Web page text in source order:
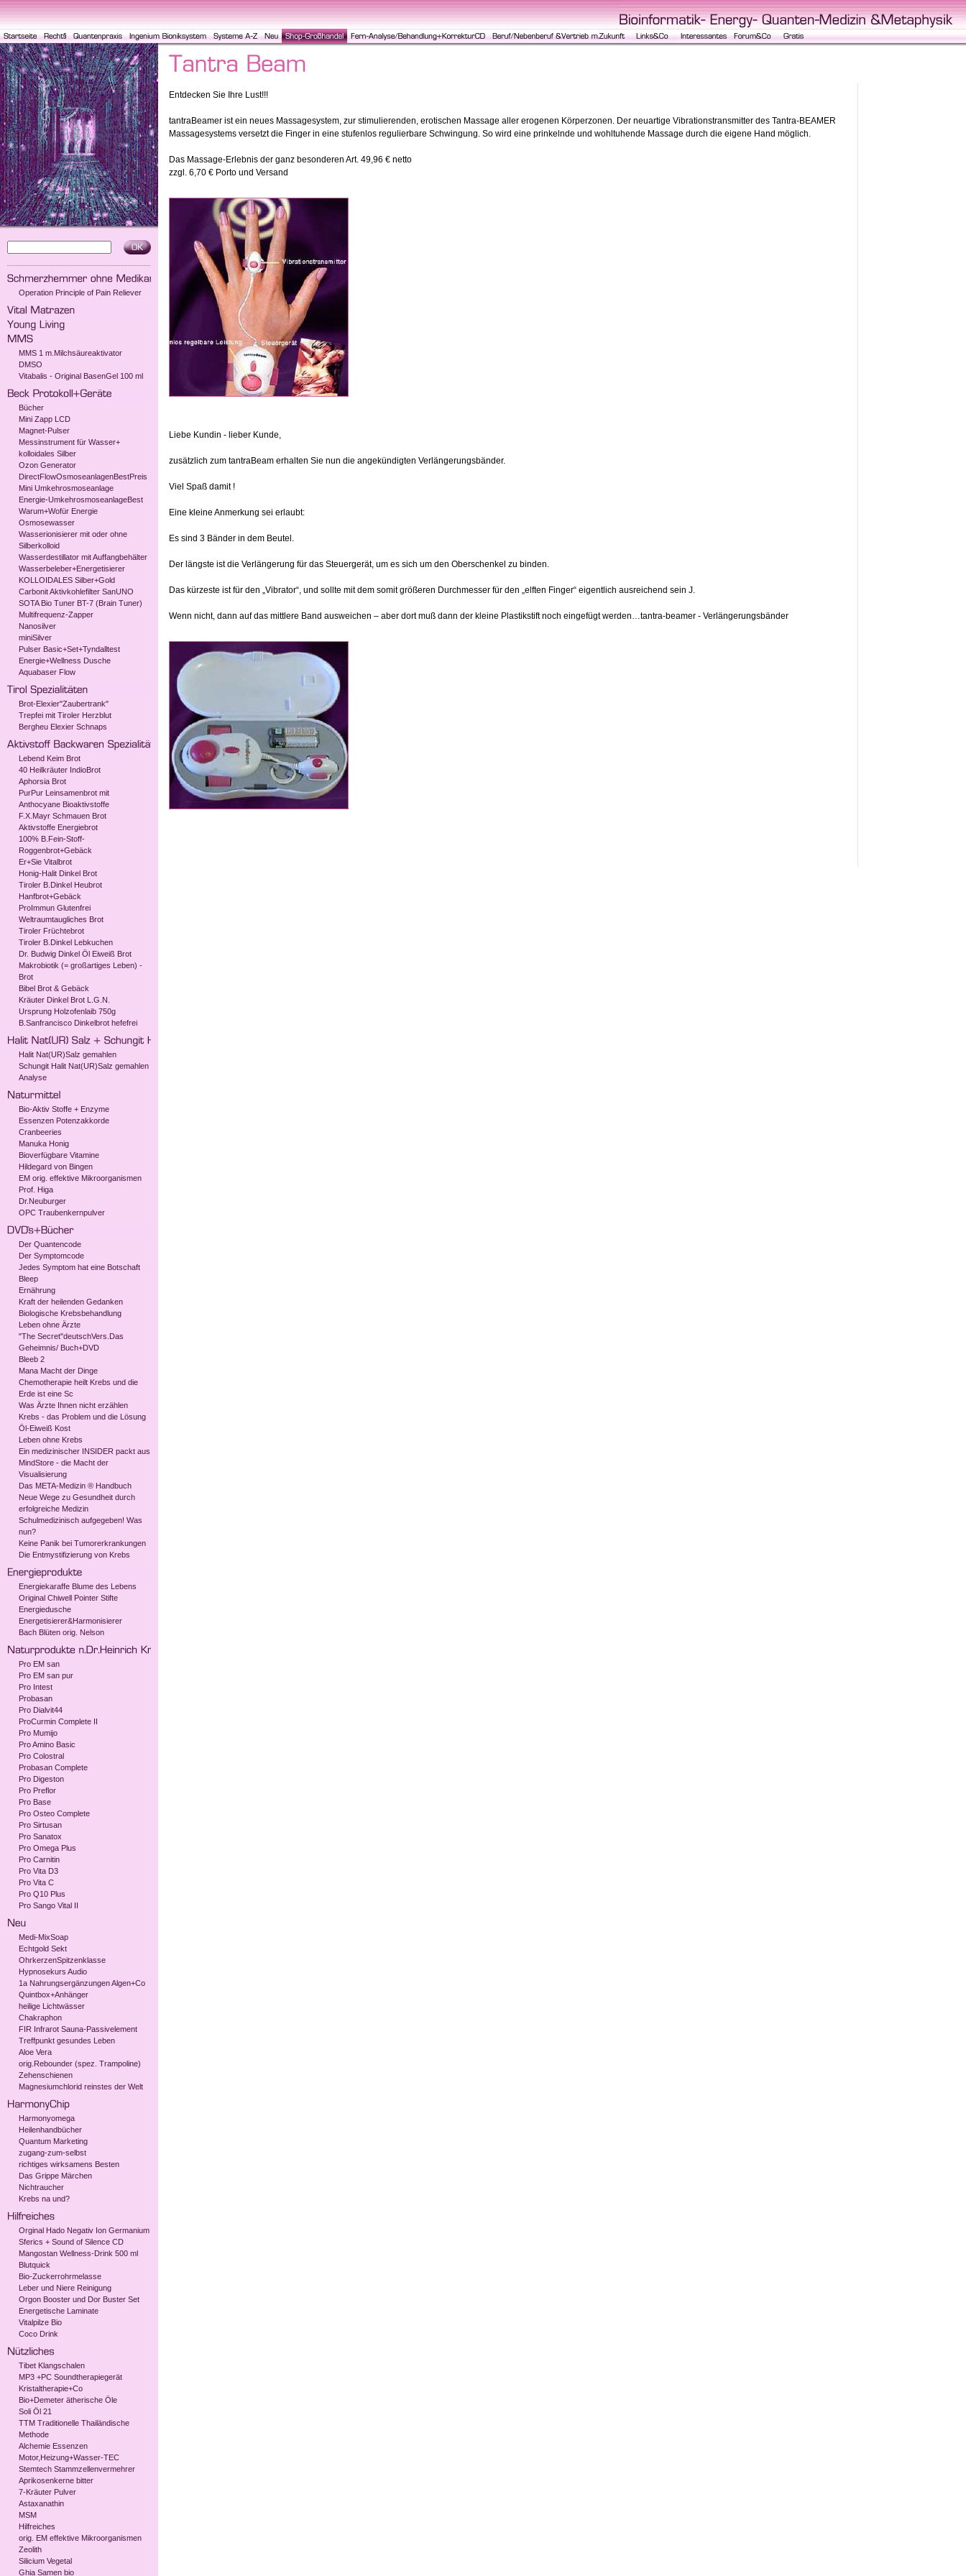
Operation Principle of Pain Reliever
MMS 1 m.Milchsäureaktivator
DMSO
Vitabalis - Original BasenGel 100 ml
Bücher
Mini Zapp LCD
Magnet-Pulser
Messinstrument für Wasser+
kolloidales Silber
Ozon Generator
DirectFlowOsmoseanlagenBestPreis
Mini Umkehrosmoseanlage
Energie-UmkehrosmoseanlageBest
Warum+Wofür Energie
Osmosewasser
Wasserionisierer mit oder ohne
Silberkolloid
Wasserdestillator mit Auffangbehälter
Wasserbeleber+Energetisierer
KOLLOIDALES Silber+Gold
Carbonit Aktivkohlefilter SanUNO
SOTA Bio Tuner BT-7 (Brain Tuner)
Multifrequenz-Zapper
Nanosilver
miniSilver
Pulser Basic+Set+Tyndalltest
Energie+Wellness Dusche
Aquabaser Flow
Brot-Elexier"Zaubertrank"
Trepfei mit Tiroler Herzblut
Bergheu Elexier Schnaps
Lebend Keim Brot
40 Heilkräuter IndioBrot
Aphorsia Brot
PurPur Leinsamenbrot mit
Anthocyane Bioaktivstoffe
F.X.Mayr Schmauen Brot
Aktivstoffe Energiebrot
100% B.Fein-Stoff-
Roggenbrot+Gebäck
Er+Sie Vitalbrot
Honig-Halit Dinkel Brot
Tiroler B.Dinkel Heubrot
Hanfbrot+Gebäck
ProImmun Glutenfrei
Weltraumtaugliches Brot
Tiroler Früchtebrot
Tiroler B.Dinkel Lebkuchen
Dr. Budwig Dinkel Öl Eiweiß Brot
Makrobiotik (= großartiges Leben) -
Brot
Bibel Brot & Gebäck
Kräuter Dinkel Brot L.G.N.
Ursprung Holzofenlaib 750g
B.Sanfrancisco Dinkelbrot hefefrei
Halit Nat(UR)Salz gemahlen
Schungit Halit Nat(UR)Salz gemahlen
Analyse
Bio-Aktiv Stoffe + Enzyme
Essenzen Potenzakkorde
Cranbeeries
Manuka Honig
Bioverfügbare Vitamine
Hildegard von Bingen
EM orig. effektive Mikroorganismen
Prof. Higa
Dr.Neuburger
OPC Traubenkernpulver
Der Quantencode
Der Symptomcode
Jedes Symptom hat eine Botschaft
Bleep
Ernährung
Kraft der heilenden Gedanken
Biologische Krebsbehandlung
Leben ohne Ärzte
"The Secret"deutschVers.Das
Geheimnis/ Buch+DVD
Bleeb 2
Mana Macht der Dinge
Chemotherapie heilt Krebs und die
Erde ist eine Sc
Was Ärzte Ihnen nicht erzählen
Krebs - das Problem und die Lösung
Öl-Eiweiß Kost
Leben ohne Krebs
Ein medizinischer INSIDER packt aus
MindStore - die Macht der
Visualisierung
Das META-Medizin ® Handbuch
Neue Wege zu Gesundheit durch
erfolgreiche Medizin
Schulmedizinisch aufgegeben! Was
nun?
Keine Panik bei Tumorerkrankungen
Die Entmystifizierung von Krebs
Energiekaraffe Blume des Lebens
Original Chiwell Pointer Stifte
Energiedusche
Energetisierer&Harmonisierer
Bach Blüten orig. Nelson
Pro EM san
Pro EM san pur
Pro Intest
Probasan
Pro Dialvit44
ProCurmin Complete II
Pro Mumijo
Pro Amino Basic
Pro Colostral
Probasan Complete
Pro Digeston
Pro Preflor
Pro Base
Pro Osteo Complete
Pro Sirtusan
Pro Sanatox
Pro Omega Plus
Pro Carnitin
Pro Vita D3
Pro Vita C
Pro Q10 Plus
Pro Sango Vital II
Medi-MixSoap
Echtgold Sekt
OhrkerzenSpitzenklasse
Hypnosekurs Audio
1a Nahrungsergänzungen Algen+Co
Quintbox+Anhänger
heilige Lichtwässer
Chakraphon
FIR Infrarot Sauna-Passivelement
Treffpunkt gesundes Leben
Aloe Vera
orig.Rebounder (spez. Trampoline)
Zehenschienen
Magnesiumchlorid reinstes der Welt
Harmonyomega
Heilenhandbücher
Quantum Marketing
zugang-zum-selbst
richtiges wirksamens Besten
Das Grippe Märchen
Nichtraucher
Krebs na und?
Orginal Hado Negativ Ion Germanium
Sferics + Sound of Silence CD
Mangostan Wellness-Drink 500 ml
Blutquick
Bio-Zuckerrohrmelasse
Leber und Niere Reinigung
Orgon Booster und Dor Buster Set
Energetische Laminate
Vitalpilze Bio
Coco Drink
Tibet Klangschalen
MP3 +PC Soundtherapiegerät
Kristaltherapie+Co
Bio+Demeter ätherische Öle
Soli Öl 21
TTM Traditionelle Thailändische
Methode
Alchemie Essenzen
Motor,Heizung+Wasser-TEC
Stemtech Stammzellenvermehrer
Aprikosenkerne bitter
7-Kräuter Pulver
Astaxanathin
MSM
Hilfreiches
orig. EM effektive Mikroorganismen
Zeolith
Silicium Vegetal
Ghia Samen bio
Entdecken Sie Ihre Lust!!!
tantraBeamer ist ein neues Massagesystem, zur stimulierenden, erotischen Massage aller erogenen Körperzonen. Der neuartige Vibrationstransmitter des Tantra-BEAMER
Massagesystems versetzt die Finger in eine stufenlos regulierbare Schwingung. So wird eine prinkelnde und wohltuhende Massage durch die eigene Hand möglich.
Das Massage-Erlebnis der ganz besonderen Art. 49,96 € netto
zzgl. 6,70 € Porto und Versand
Liebe Kundin - lieber Kunde,
zusätzlich zum tantraBeam erhalten Sie nun die angekündigten Verlängerungsbänder.
Viel Spaß damit !
Eine kleine Anmerkung sei erlaubt:
Es sind 3 Bänder in dem Beutel.
Der längste ist die Verlängerung für das Steuergerät, um es sich um den Oberschenkel zu binden.
Das kürzeste ist für den „Vibrator“, und sollte mit dem somit größeren Durchmesser für den „elften Finger“ eigentlich ausreichend sein J.
Wenn nicht, dann auf das mittlere Band ausweichen – aber dort muß dann der kleine Plastikstift noch eingefügt werden…tantra-beamer - Verlängerungsbänder